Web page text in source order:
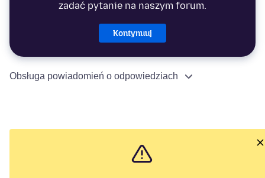
zadać pytanie na naszym forum.
Kontynuuj
Obsługa powiadomień o odpowiedziach